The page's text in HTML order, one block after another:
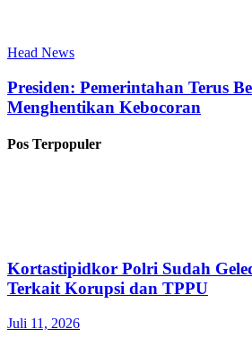
Head News
Presiden: Pemerintahan Terus
Menghentikan Kebocoran
Pos Terpopuler
Kortastipidkor Polri Sudah
Terkait Korupsi dan TPPU
Juli 11, 2026